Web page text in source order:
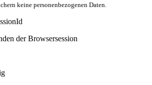
keine personenbezogenen Daten.
der Browsersession